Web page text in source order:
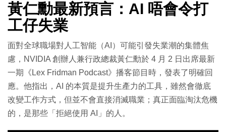
黃仁勳最新預言：AI 唔會令打
工仔失業
面對全球職場對人工智能（AI）可能引發失業潮的集體焦
慮，NVIDIA 創辦人兼行政總裁黃仁勳於 4 月 2 日出席最新
一期《Lex Fridman Podcast》播客節目時，發表了明確回
應。他指出，AI 的本質是提升生產力的工具，雖然會徹底
改變工作方式，但並不會直接消滅職業；真正面臨淘汰危機
的，是那些「拒絕使用 AI」的人。